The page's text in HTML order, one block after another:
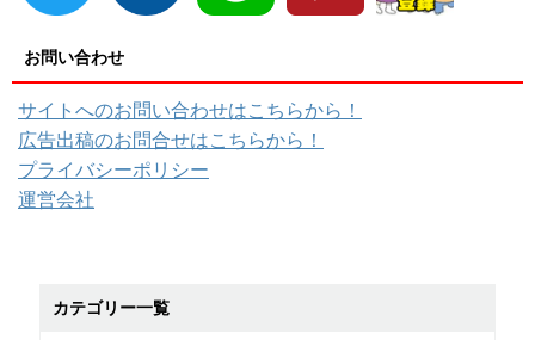
お問い合わせ
サイトへのお問い合わせはこちらから！
広告出稿のお問合せはこちらから！
プライバシーポリシー
運営会社
カテゴリー一覧